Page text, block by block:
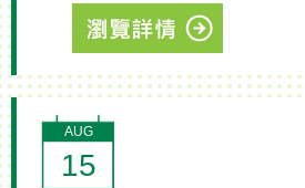
AUG
15